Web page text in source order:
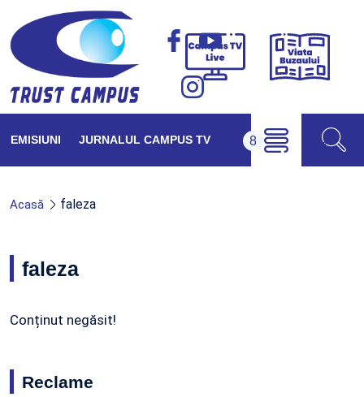
Campus
Viața
EMISIUNI JURNALUL CAMPUS TV
Acasă faleza
faleza
Conținut negăsit!
Reclame